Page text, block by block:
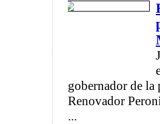
gobernador de
Renovador
...